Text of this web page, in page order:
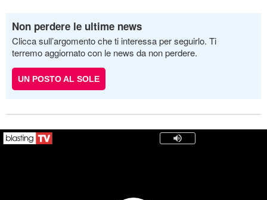
Non perdere le ultime news
Clicca sull’argomento che ti interessa per seguirlo. Ti
terremo aggiornato con le news da non perdere.
UN POSTO AL SOLE